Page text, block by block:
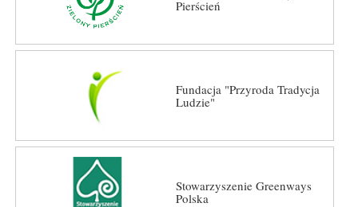
Pierścień
Fundacja "Przyroda Tradycja
Ludzie"
Stowarzyszenie Greenways
Polska